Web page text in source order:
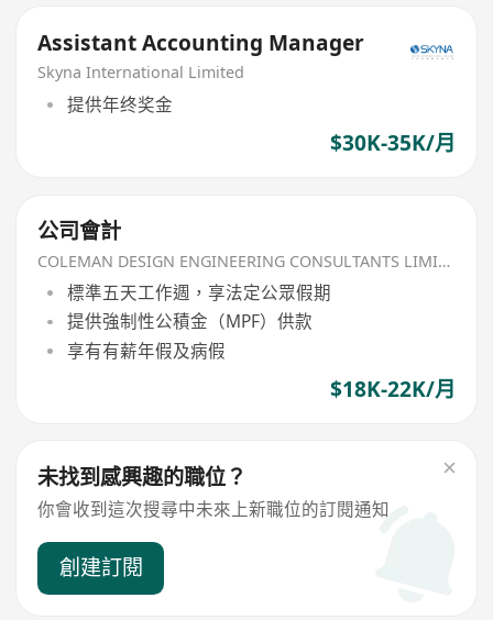
Assistant Accounting Manager
Skyna International Limited
提供年终奖金
$30K-35K/月
公司會計
COLEMAN DESIGN ENGINEERING CONSULTANTS LIMITED
標準五天工作週，享法定公眾假期
提供強制性公積金（MPF）供款
享有有薪年假及病假
$18K-22K/月
未找到感興趣的職位？
你會收到這次搜尋中未來上新職位的訂閱通知
創建訂閱